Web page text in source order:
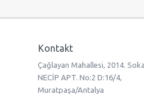
Kontakt
Çağlayan Mahallesi, 2014.
NECİP APT. No:2 D:16/4,
Muratpaşa/Antalya